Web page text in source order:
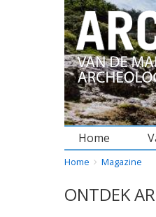
Home
BREADCRUMBS
YOU
HERE:
Home Magazine
ONTDEK